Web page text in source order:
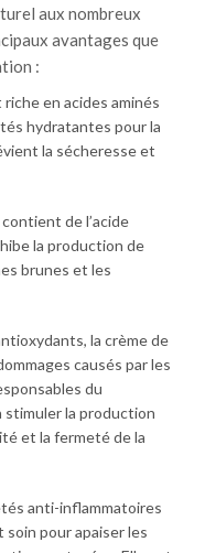
aux nombreux
avantages que
:
en acides aminés
hydratantes pour la
la sécheresse et
de l’acide
la production de
brunes et les
la crème de
causés par les
du
stimuler la production
et la fermeté de la
anti-inflammatoires
pour apaiser les